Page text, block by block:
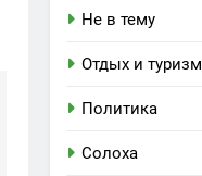
Не в тему
Отдых и туризм
Политика
Солоха